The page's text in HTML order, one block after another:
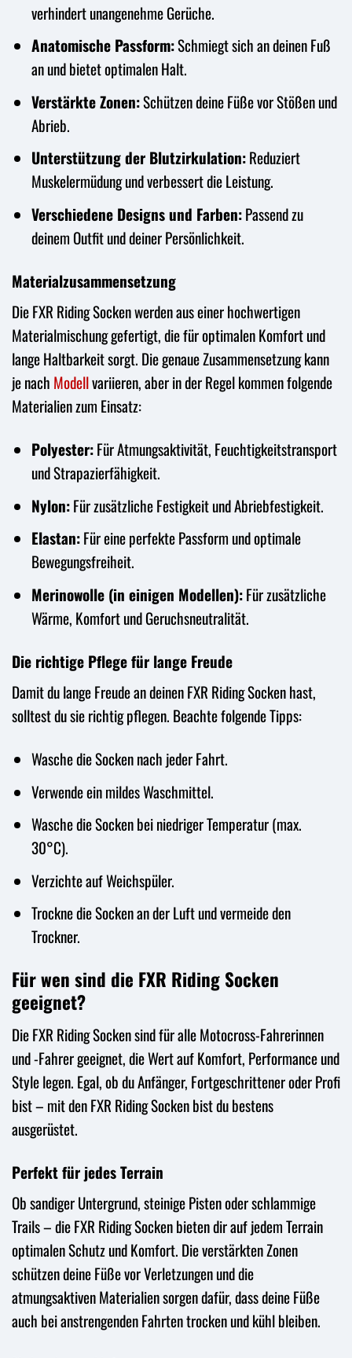
verhindert unangenehme Gerüche.
Anatomische Passform:Schmiegt sich an deinen Fuß
an und bietet optimalen Halt.
Verstärkte Zonen:Schützen deine Füße vor Stößen und
Abrieb.
Unterstützung der Blutzirkulation:Reduziert
Muskelermüdung und verbessert die Leistung.
Verschiedene Designs und Farben:Passend zu
deinem Outfit und deiner Persönlichkeit.
Materialzusammensetzung
Die FXR Riding Socken werden aus einer hochwertigen
Materialmischung gefertigt, die für optimalen Komfort und
lange Haltbarkeit sorgt. Die genaue Zusammensetzung kann
je nach Modellvariieren, aber in der Regel kommen folgende
Materialien zum Einsatz:
Polyester:Für Atmungsaktivität, Feuchtigkeitstransport
und Strapazierfähigkeit.
Nylon:Für zusätzliche Festigkeit und Abriebfestigkeit.
Elastan:Für eine perfekte Passform und optimale
Bewegungsfreiheit.
Merinowolle (in einigen Modellen):Für zusätzliche
Wärme, Komfort und Geruchsneutralität.
Die richtige Pflege für lange Freude
Damit du lange Freude an deinen FXR Riding Socken hast,
solltest du sie richtig pflegen. Beachte folgende Tipps:
Wasche die Socken nach jeder Fahrt.
Verwende ein mildes Waschmittel.
Wasche die Socken bei niedriger Temperatur (max.
30°C).
Verzichte auf Weichspüler.
Trockne die Socken an der Luft und vermeide den
Trockner.
Für wen sind die FXR Riding Socken
geeignet?
Die FXR Riding Socken sind für alle Motocross-Fahrerinnen
und -Fahrer geeignet, die Wert auf Komfort, Performance und
Style legen. Egal, ob du Anfänger, Fortgeschrittener oder Profi
bist – mit den FXR Riding Socken bist du bestens
ausgerüstet.
Perfekt für jedes Terrain
Ob sandiger Untergrund, steinige Pisten oder schlammige
Trails – die FXR Riding Socken bieten dir auf jedem Terrain
optimalen Schutz und Komfort. Die verstärkten Zonen
schützen deine Füße vor Verletzungen und die
atmungsaktiven Materialien sorgen dafür, dass deine Füße
auch bei anstrengenden Fahrten trocken und kühl bleiben.